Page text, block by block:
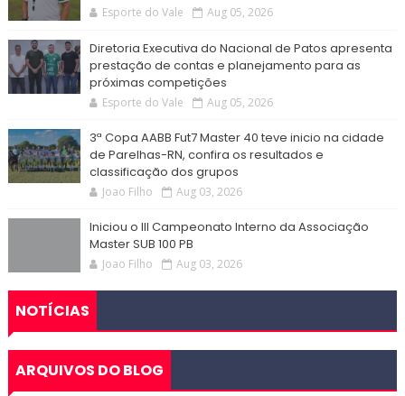
Esporte do Vale Aug 05, 2026
Diretoria Executiva do Nacional de Patos apresenta
prestação de contas e planejamento para as
próximas competições
Esporte do Vale Aug 05, 2026
3ª Copa AABB Fut7 Master 40 teve inicio na cidade
de Parelhas-RN, confira os resultados e
classificação dos grupos
Joao Filho Aug 03, 2026
Iniciou o III Campeonato Interno da Associação
Master SUB 100 PB
Joao Filho Aug 03, 2026
NOTÍCIAS
ARQUIVOS DO BLOG